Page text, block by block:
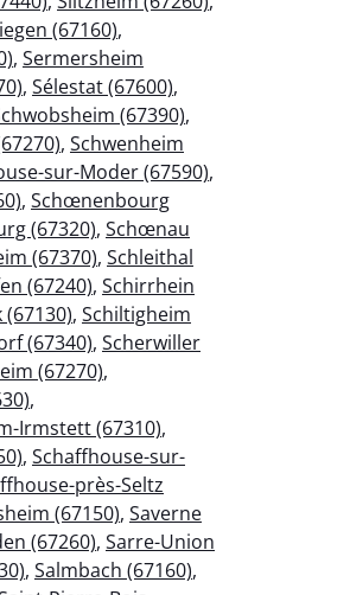
(67160),
, Sermersheim
, Sélestat (67600),
(67390),
, Schwenheim
sur-Moder (67590),
, Schœnenbourg
(67320), Schœnau
(67370), Schleithal
(67240), Schirrhein
, Schiltigheim
(67340), Scherwiller
(67270),
,
Irmstett (67310),
, Schaffhouse-sur-
près-Seltz
(67150), Saverne
(67260), Sarre-Union
, Salmbach (67160),